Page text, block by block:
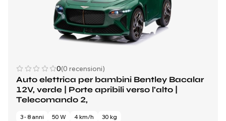
0(0 recensioni)
Auto elettrica per bambini Bentley Bacalar
12V, verde | Porte apribili verso l'alto |
Telecomando 2,
3 - 8 anni 50 W 4 km/h 30 kg